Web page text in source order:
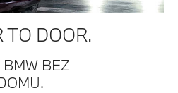
TO DOOR.
BMW BEZ